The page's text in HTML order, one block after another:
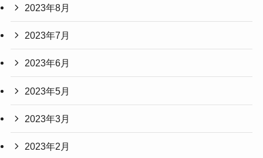
2023年8月
2023年7月
2023年6月
2023年5月
2023年3月
2023年2月